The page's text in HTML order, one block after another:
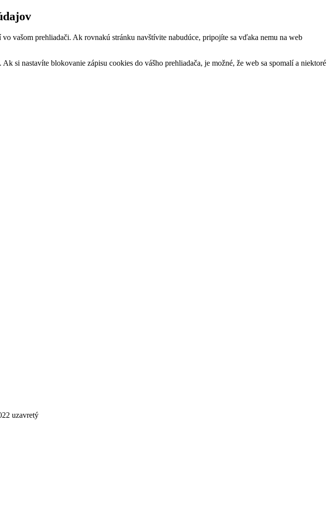
vašom prehliadači. Ak rovnakú stránku navštívite nabudúce, pripojíte sa vďaka nemu na web
si nastavíte blokovanie zápisu cookies do vášho prehliadača, je možné, že web sa spomalí a niektoré
uzavretý